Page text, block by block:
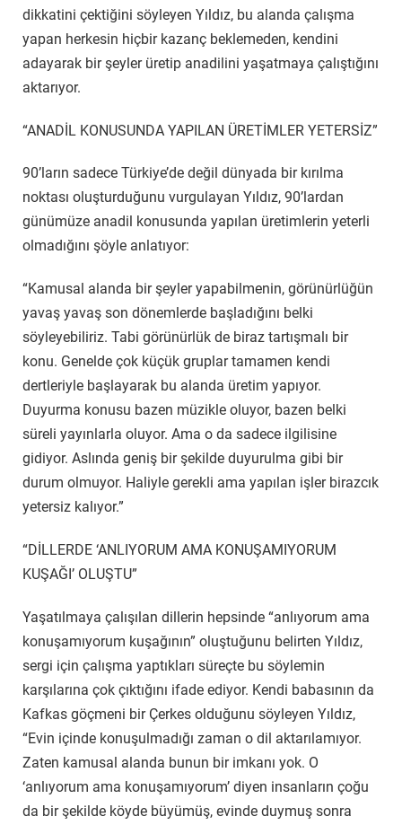
dikkatini çektiğini söyleyen Yıldız, bu alanda çalışma
yapan herkesin hiçbir kazanç beklemeden, kendini
adayarak bir şeyler üretip anadilini yaşatmaya çalıştığını
aktarıyor.
“ANADİL KONUSUNDA YAPILAN ÜRETİMLER YETERSİZ”
90’ların sadece Türkiye’de değil dünyada bir kırılma
noktası oluşturduğunu vurgulayan Yıldız, 90’lardan
günümüze anadil konusunda yapılan üretimlerin yeterli
olmadığını şöyle anlatıyor:
“Kamusal alanda bir şeyler yapabilmenin, görünürlüğün
yavaş yavaş son dönemlerde başladığını belki
söyleyebiliriz. Tabi görünürlük de biraz tartışmalı bir
konu. Genelde çok küçük gruplar tamamen kendi
dertleriyle başlayarak bu alanda üretim yapıyor.
Duyurma konusu bazen müzikle oluyor, bazen belki
süreli yayınlarla oluyor. Ama o da sadece ilgilisine
gidiyor. Aslında geniş bir şekilde duyurulma gibi bir
durum olmuyor. Haliyle gerekli ama yapılan işler birazcık
yetersiz kalıyor.”
“DİLLERDE ‘ANLIYORUM AMA KONUŞAMIYORUM
KUŞAĞI’ OLUŞTU”
Yaşatılmaya çalışılan dillerin hepsinde “anlıyorum ama
konuşamıyorum kuşağının” oluştuğunu belirten Yıldız,
sergi için çalışma yaptıkları süreçte bu söylemin
karşılarına çok çıktığını ifade ediyor. Kendi babasının da
Kafkas göçmeni bir Çerkes olduğunu söyleyen Yıldız,
“Evin içinde konuşulmadığı zaman o dil aktarılamıyor.
Zaten kamusal alanda bunun bir imkanı yok. O
‘anlıyorum ama konuşamıyorum’ diyen insanların çoğu
da bir şekilde köyde büyümüş, evinde duymuş sonra